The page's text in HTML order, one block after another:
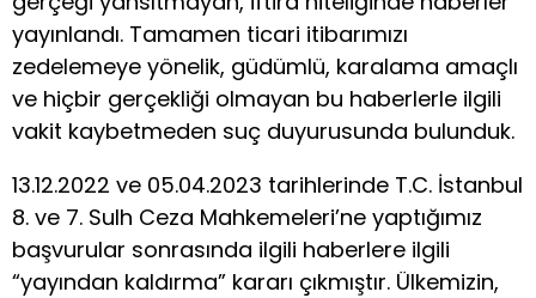
yayınlandı. Tamamen ticari itibarımızı
zedelemeye yönelik, güdümlü, karalama amaçlı
ve hiçbir gerçekliği olmayan bu haberlerle ilgili
vakit kaybetmeden suç duyurusunda bulunduk.
13.12.2022 ve 05.04.2023 tarihlerinde T.C. İstanbul
8. ve 7. Sulh Ceza Mahkemeleri’ne yaptığımız
başvurular sonrasında ilgili haberlere ilgili
“yayından kaldırma” kararı çıkmıştır. Ülkemizin,